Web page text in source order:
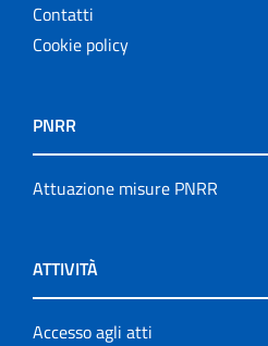
Contatti
Cookie policy
PNRR
Attuazione misure PNRR
ATTIVITÀ
Accesso agli atti